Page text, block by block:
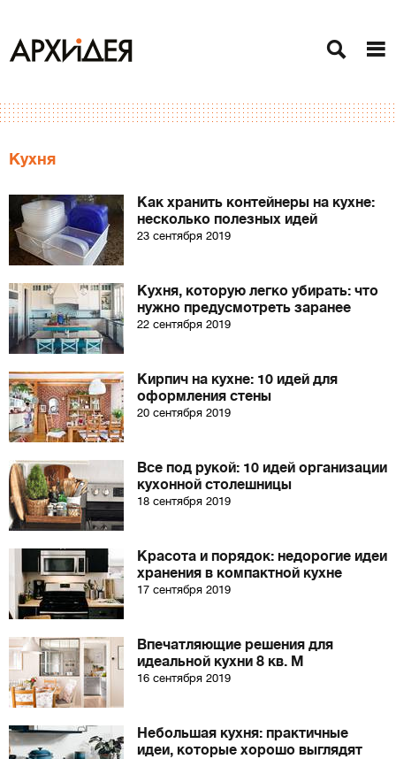
Кухня
Как хранить контейнеры на кухне:
несколько полезных идей
23 сентября 2019
Кухня, которую легко убирать: что
нужно предусмотреть заранее
22 сентября 2019
Кирпич на кухне: 10 идей для
оформления стены
20 сентября 2019
Все под рукой: 10 идей организации
кухонной столешницы
18 сентября 2019
Красота и порядок: недорогие идеи
хранения в компактной кухне
17 сентября 2019
Впечатляющие решения для
идеальной кухни 8 кв. М
16 сентября 2019
Небольшая кухня: практичные
идеи, которые хорошо выглядят